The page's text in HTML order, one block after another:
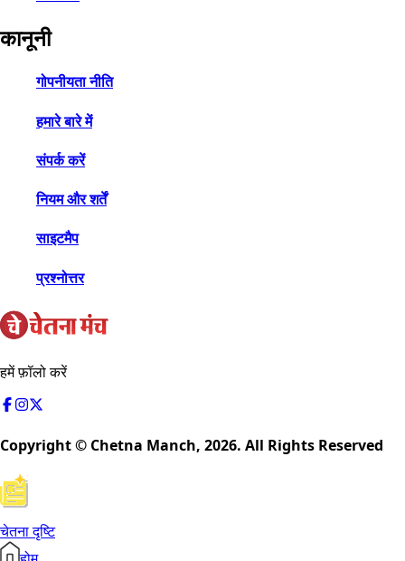
कानूनी
गोपनीयता नीति
हमारे बारे में
संपर्क करें
नियम और शर्तें
साइटमैप
प्रश्नोत्तर
हमें फ़ॉलो करें
Copyright © Chetna Manch, 2026. All Rights Reserved
चेतना दृष्टि